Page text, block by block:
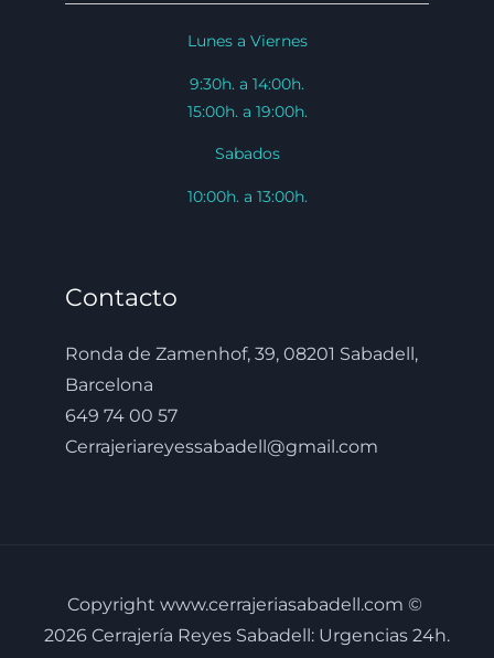
Lunes a Viernes
9:30h. a 14:00h.
15:00h. a 19:00h.
Sabados
10:00h. a 13:00h.
Contacto
Ronda de Zamenhof, 39, 08201 Sabadell,
Barcelona
649 74 00 57
Cerrajeriareyessabadell@gmail.com
Copyright www.cerrajeriasabadell.com ©
2026 Cerrajería Reyes Sabadell: Urgencias 24h.